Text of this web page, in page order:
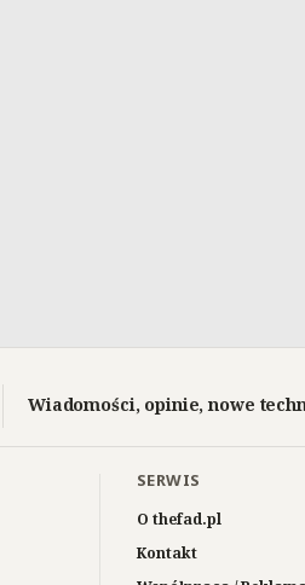
Wiadomości, opinie, nowe
SERWIS
O thefad.pl
Kontakt